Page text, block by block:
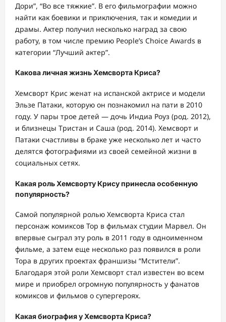
Дори”, “Во все тяжкие”. В его фильмографии можно
найти как боевики и приключения, так и комедии и
драмы. Актер получил несколько наград за свою
работу, в том числе премию People’s Choice Awards в
категории “Лучший актер”.
Какова личная жизнь Хемсворта Криса?
Хемсворт Крис женат на испанской актрисе и модели
Эльзе Патаки, которую он познакомил на пати в 2010
году. У пары трое детей — дочь Индиа Роуз (род. 2012),
и близнецы Тристан и Саша (род. 2014). Хемсворт и
Патаки счастливы в браке уже несколько лет и часто
делятся фотографиями из своей семейной жизни в
социальных сетях.
Какая роль Хемсворту Крису принесла особенную
популярность?
Самой популярной ролью Хемсворта Криса стал
персонаж комиксов Тор в фильмах студии Марвел. Он
впервые сыграл эту роль в 2011 году в одноименном
фильме, а затем еще несколько раз появился в роли
Тора в других проектах франшизы “Мстители”.
Благодаря этой роли Хемсворт стал известен во всем
мире и приобрел огромную популярность у фанатов
комиксов и фильмов о супергероях.
Какая биография у Хемсворта Криса?